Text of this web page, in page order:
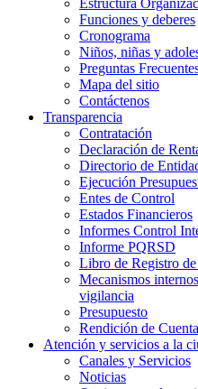
Estructura
Funciones y deberes
Cronograma
Niños, niñas y
Preguntas
Mapa del sitio
Contáctenos
Transparencia
Contratación
Declaración de
Directorio de
Ejecución
Entes de Control
Estados Financieros
Informes Control
Informe PQRSD
Libro de Registro
Mecanismos
vigilancia
Presupuesto
Rendición de
Atención y servicios a la
Canales y Servicios
Noticias